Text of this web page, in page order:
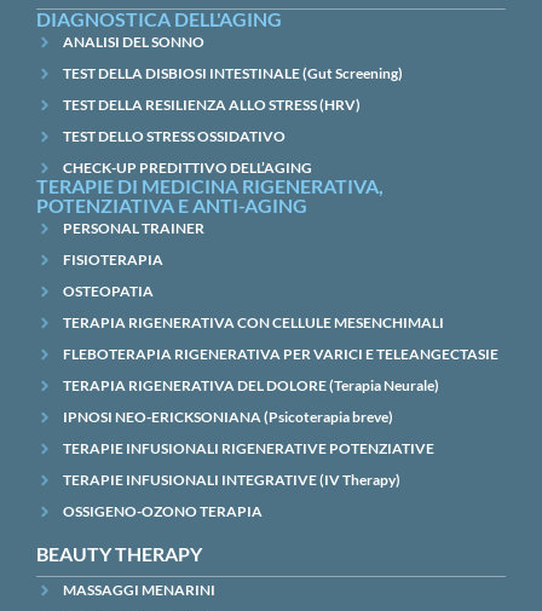
DIAGNOSTICA DELL'AGING
ANALISI DEL SONNO
TEST DELLA DISBIOSI INTESTINALE (Gut Screening)
TEST DELLA RESILIENZA ALLO STRESS (HRV)
TEST DELLO STRESS OSSIDATIVO
CHECK-UP PREDITTIVO DELL’AGING
TERAPIE DI MEDICINA RIGENERATIVA,
POTENZIATIVA E ANTI-AGING
PERSONAL TRAINER
FISIOTERAPIA
OSTEOPATIA
TERAPIA RIGENERATIVA CON CELLULE MESENCHIMALI
FLEBOTERAPIA RIGENERATIVA PER VARICI E TELEANGECTASIE
TERAPIA RIGENERATIVA DEL DOLORE (Terapia Neurale)
IPNOSI NEO-ERICKSONIANA (Psicoterapia breve)
TERAPIE INFUSIONALI RIGENERATIVE POTENZIATIVE
TERAPIE INFUSIONALI INTEGRATIVE (IV Therapy)
OSSIGENO-OZONO TERAPIA
BEAUTY THERAPY
MASSAGGI MENARINI